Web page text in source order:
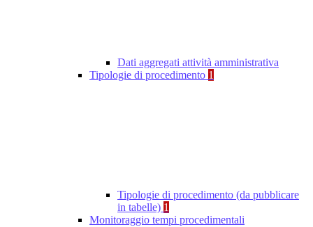
Dati aggregati attività amministrativa
Tipologie di procedimento 1
Tipologie di procedimento (da pubblicare
in tabelle) 1
Monitoraggio tempi procedimentali